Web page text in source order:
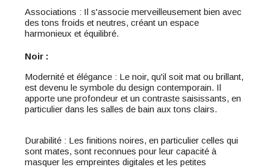
Associations : Il s'associe merveilleusement bien avec
des tons froids et neutres, créant un espace
harmonieux et équilibré.
Noir :
Modernité et élégance : Le noir, qu'il soit mat ou brillant,
est devenu le symbole du design contemporain. Il
apporte une profondeur et un contraste saisissants, en
particulier dans les salles de bain aux tons clairs.
Durabilité : Les finitions noires, en particulier celles qui
sont mates, sont reconnues pour leur capacité à
masquer les empreintes digitales et les petites